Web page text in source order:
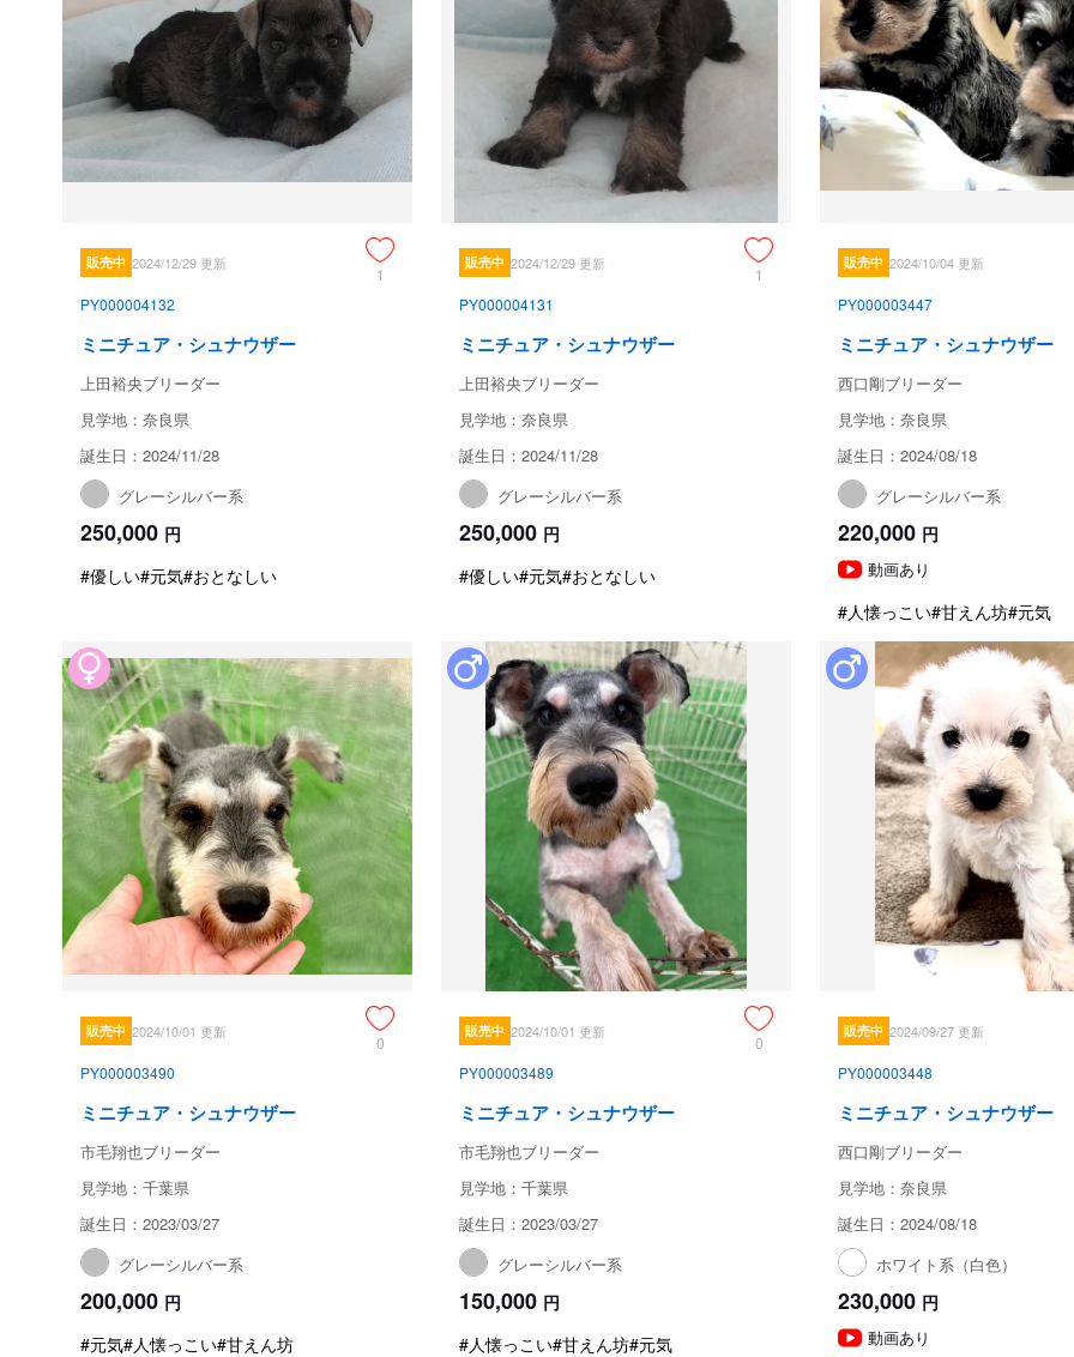
販売中 2024/12/29 更新
1
PY000004132
ミニチュア・シュナウザー
上田裕央ブリーダー
見学地：奈良県
誕生日：2024/11/28
グレーシルバー系
250,000 円
#優しい#元気#おとなしい
販売中 2024/12/29 更新
1
PY000004131
ミニチュア・シュナウザー
上田裕央ブリーダー
見学地：奈良県
誕生日：2024/11/28
グレーシルバー系
250,000 円
#優しい#元気#おとなしい
販売中 2024/10/04 更新
PY000003447
ミニチュア・シュナウザー
西口剛ブリーダー
見学地：奈良県
誕生日：2024/08/18
グレーシルバー系
220,000 円
動画あり
#人懐っこい#甘えん坊#元気
販売中 2024/10/01 更新
0
PY000003490
ミニチュア・シュナウザー
市毛翔也ブリーダー
見学地：千葉県
誕生日：2023/03/27
グレーシルバー系
200,000 円
#元気#人懐っこい#甘えん坊
販売中 2024/10/01 更新
0
PY000003489
ミニチュア・シュナウザー
市毛翔也ブリーダー
見学地：千葉県
誕生日：2023/03/27
グレーシルバー系
150,000 円
#人懐っこい#甘えん坊#元気
販売中 2024/09/27 更新
PY000003448
ミニチュア・シュナウザー
西口剛ブリーダー
見学地：奈良県
誕生日：2024/08/18
ホワイト系（白色）
230,000 円
動画あり